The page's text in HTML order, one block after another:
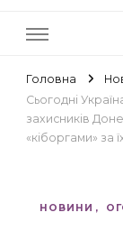
Головна
Сьогодні
захисників
«кіборгами» за
НОВИНИ